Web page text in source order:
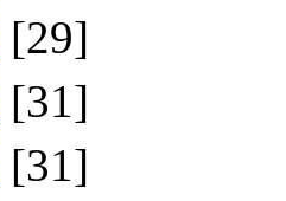
[29]
[31]
[31]